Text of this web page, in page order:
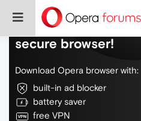
Do more on the
secure browser!
Download Opera browser with:
built-in ad blocker
battery saver
free VPN